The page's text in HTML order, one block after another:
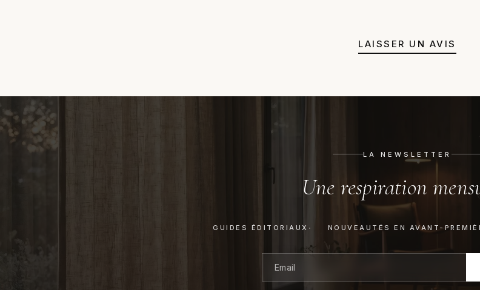
LAISSER UN AVIS
LA NEWSLETTER
Une respiration
GUIDES ÉDITORIAUX NOUVEAUTÉS EN AVANT-